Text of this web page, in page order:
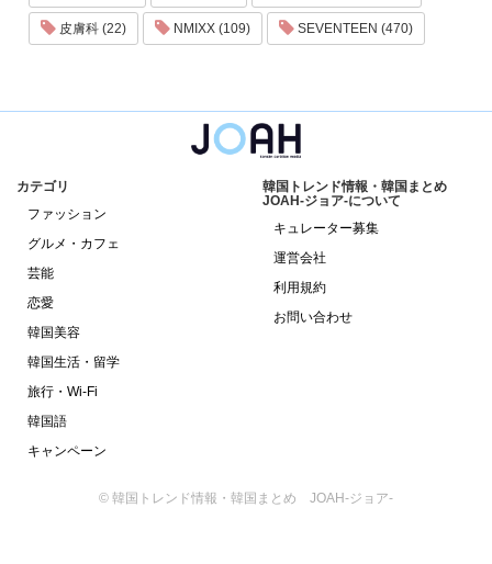
皮膚科 (22) NMIXX (109) SEVENTEEN (470)
カテゴリ
ファッション
グルメ・カフェ
芸能
恋愛
韓国美容
韓国生活・留学
旅行・Wi-Fi
韓国語
キャンペーン
韓国トレンド情報・韓国まとめ
JOAH-ジョア-について
キュレーター募集
運営会社
利用規約
お問い合わせ
© 韓国トレンド情報・韓国まとめ JOAH-ジョア-